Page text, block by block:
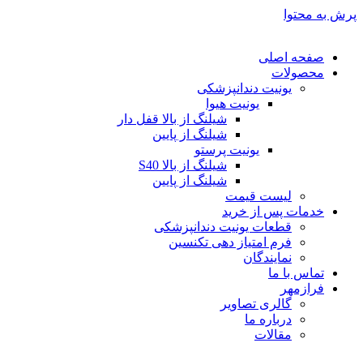
پرش به محتوا
صفحه اصلی
محصولات
یونیت دندانپزشکی
یونیت هیوا
شیلنگ از بالا قفل دار
شیلنگ از پایین
یونیت پرستو
شیلنگ از بالا S40
شیلنگ از پایین
لیست قیمت
خدمات پس از خرید
قطعات یونیت دندانپزشکی
فرم امتیاز دهی تکنسین
نمایندگان
تماس با ما
فرازمهر
گالری تصاویر
درباره ما
مقالات